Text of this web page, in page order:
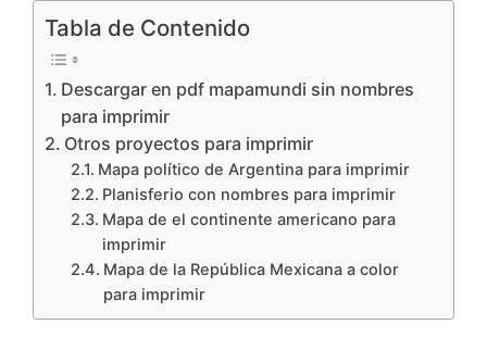
Tabla de Contenido
Descargar en pdf mapamundi sin nombres
para imprimir
Otros proyectos para imprimir
Mapa político de Argentina para imprimir
Planisferio con nombres para imprimir
Mapa de el continente americano para
imprimir
Mapa de la República Mexicana a color
para imprimir